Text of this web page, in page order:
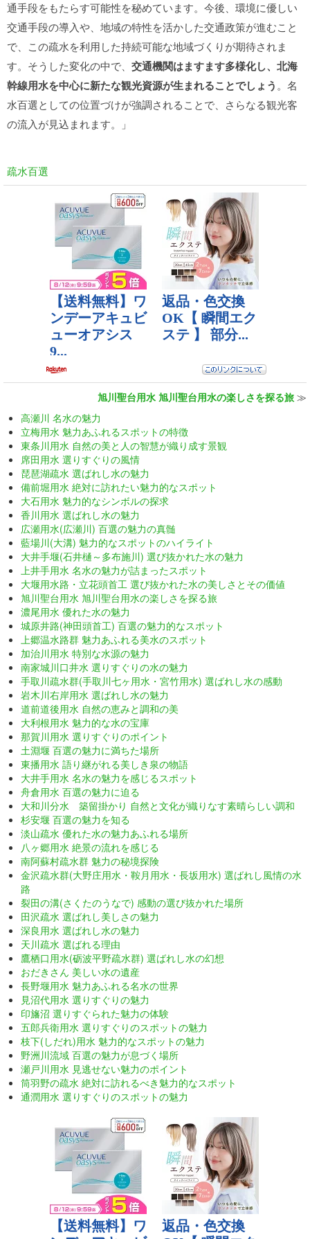
通手段をもたらす可能性を秘めています。今後、環境に優しい
交通手段の導入や、地域の特性を活かした交通政策が進むこと
で、この疏水を利用した持続可能な地域づくりが期待されま
す。そうした変化の中で、 交通機関はますます多様化し、北海
幹線用水を中心に新たな観光資源が生まれることでしょう 。名
水百選としての位置づけが強調されることで、さらなる観光客
の流入が見込まれます。」
疏水百選
旭川聖台用水 旭川聖台用水の楽しさを探る旅 ≫
高瀬川 名水の魅力
立梅用水 魅力あふれるスポットの特徴
東条川用水 自然の美と人の智慧が織り成す景観
席田用水 選りすぐりの風情
琵琶湖疏水 選ばれし水の魅力
備前堀用水 絶対に訪れたい魅力的なスポット
大石用水 魅力的なシンボルの探求
香川用水 選ばれし水の魅力
広瀬用水(広瀬川) 百選の魅力の真髄
藍場川(大溝) 魅力的なスポットのハイライト
大井手堰(石井樋～多布施川) 選び抜かれた水の魅力
上井手用水 名水の魅力が詰まったスポット
大堰用水路・立花頭首工 選び抜かれた水の美しさとその価値
旭川聖台用水 旭川聖台用水の楽しさを探る旅
濃尾用水 優れた水の魅力
城原井路(神田頭首工) 百選の魅力的なスポット
上郷温水路群 魅力あふれる美水のスポット
加治川用水 特別な水源の魅力
南家城川口井水 選りすぐりの水の魅力
手取川疏水群(手取川七ヶ用水・宮竹用水) 選ばれし水の感動
岩木川右岸用水 選ばれし水の魅力
道前道後用水 自然の恵みと調和の美
大利根用水 魅力的な水の宝庫
那賀川用水 選りすぐりのポイント
土淵堰 百選の魅力に満ちた場所
東播用水 語り継がれる美しき泉の物語
大井手用水 名水の魅力を感じるスポット
舟倉用水 百選の魅力に迫る
大和川分水 築留掛かり 自然と文化が織りなす素晴らしい調和
杉安堰 百選の魅力を知る
淡山疏水 優れた水の魅力あふれる場所
八ヶ郷用水 絶景の流れを感じる
南阿蘇村疏水群 魅力の秘境探険
金沢疏水群(大野庄用水・鞍月用水・長坂用水) 選ばれし風情の水
路
裂田の溝(さくたのうなで) 感動の選び抜かれた場所
田沢疏水 選ばれし美しさの魅力
深良用水 選ばれし水の魅力
天川疏水 選ばれる理由
鷹栖口用水(砺波平野疏水群) 選ばれし水の幻想
おだきさん 美しい水の遺産
長野堰用水 魅力あふれる名水の世界
見沼代用水 選りすぐりの魅力
印旛沼 選りすぐられた魅力の体験
五郎兵衛用水 選りすぐりのスポットの魅力
枝下(しだれ)用水 魅力的なスポットの魅力
野洲川流域 百選の魅力が息づく場所
瀬戸川用水 見逃せない魅力のポイント
筒羽野の疏水 絶対に訪れるべき魅力的なスポット
通潤用水 選りすぐりのスポットの魅力